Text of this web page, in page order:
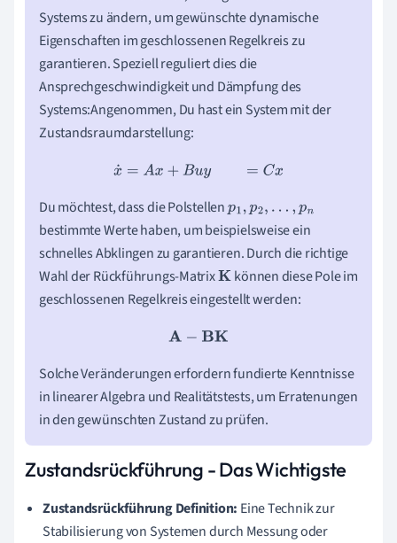
Systems zu ändern, um gewünschte dynamische
Eigenschaften im geschlossenen Regelkreis zu
garantieren. Speziell reguliert dies die
Ansprechgeschwindigkeit und Dämpfung des
Systems:Angenommen, Du hast ein System mit der
Zustandsraumdarstellung:
x˙=Ax+Bu
Du möchtest, dass die Polstellenp1,p2,.. ., p n
bestimmte Werte haben, um beispielsweise ein
schnelles Abklingen zu garantieren. Durch die richtige
Wahl der Rückführungs-MatrixK können diese Pole im
geschlossenen Regelkreis eingestellt werden:
A− BK
Solche Veränderungen erfordern fundierte Kenntnisse
in linearer Algebra und Realitätstests, um Erratenungen
in den gewünschten Zustand zu prüfen.
Zustandsrückführung - Das Wichtigste
Zustandsrückführung Definition: Eine Technik zur
Stabilisierung von Systemen durch Messung oder